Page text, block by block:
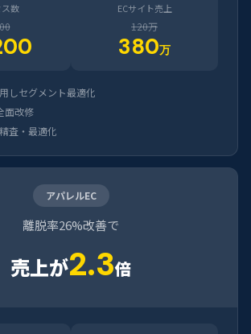
数 ECサイト売上
120万
380万
しセグメント最適化
面改修
査・最適化
アパレルEC
離脱率26%改善で
売上が2.3倍